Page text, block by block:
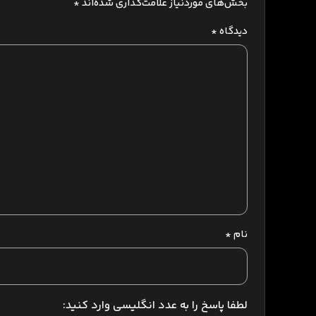
بخش‌های موردنیاز علامت‌گذاری شده‌اند*
دیدگاه*
نام*
لطفا پاسخ را به عدد انگلیسی وارد کنید: